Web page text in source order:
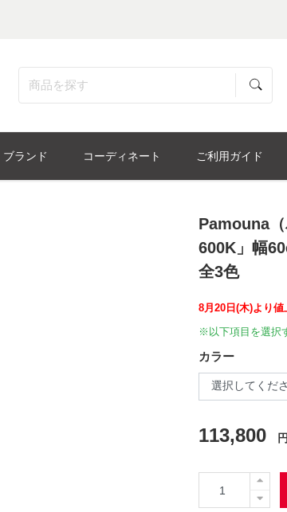
ブランド コーディネート ご利用ガイド
Pamouna
600K」幅
全3色
8月20日(木)より
※以下項目を選択
カラー
113,800 円